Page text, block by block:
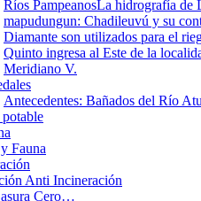
Ríos PampeanosLa hidrografía de
mapudungun: Chadileuvú y su
Diamante son utilizados para el
Quinto ingresa al Este de la
Meridiano V.
Antecedentes: Bañados del Río
Fauna
Anti Incineración
Cero…